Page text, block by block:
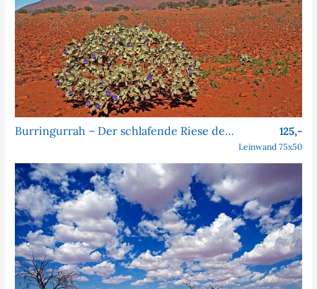
Burringurrah – Der schlafende Riese des Outbacks 125,-
Leinwand 75x50